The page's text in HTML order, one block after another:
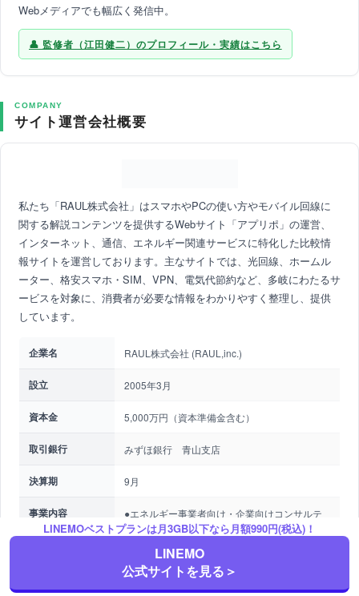
Webメディアでも幅広く発信中。
監修者（江田健二）のプロフィール・実績はこちら
COMPANY
サイト運営会社概要
私たち「RAUL株式会社」はスマホやPCの使い方やモバイル回線に
関する解説コンテンツを提供するWebサイト「アプリポ」の運営、
インターネット、通信、エネルギー関連サービスに特化した比較情
報サイトを運営しております。主なサイトでは、光回線、ホームル
ーター、格安スマホ・SIM、VPN、電気代節約など、多岐にわたるサ
ービスを対象に、消費者が必要な情報をわかりやすく整理し、提供
しています。
企業名 RAUL株式会社 (RAUL,inc.)
設立 2005年3月
資本金 5,000万円（資本準備金含む）
取引銀行 みずほ銀行 青山支店
決算期 9月
事業内容
●エネルギー事業者向け・企業向けコンサルテ
ィング
デジタルソリューション事業
●企業向けコンサルティング
企業の脱炭素化（カーボンニュートラル化）支
LINEMOベストプランは月3GB以下なら月額990円(税込)！
LINEMO
公式サイトを見る＞